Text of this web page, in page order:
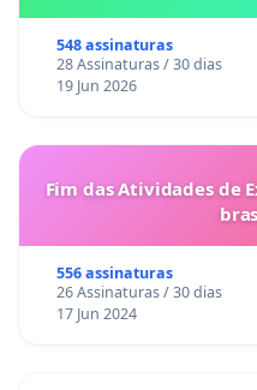
IX - exercer outras funções
que compatíveis com sua
representação judicial e a
(..)
Art. 170 - A ordem
trabalho humano e na livre
assegurar a todos
ditames da justiça social,
princípios:
548 assinaturas
28 Assinaturas / 30 dias
19 Jun 2026
Fim das Atividades de
556 assinaturas
26 Assinaturas / 30 dias
17 Jun 2024